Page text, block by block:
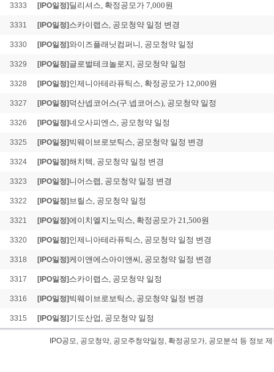
3333 [IPO일정] 딜리셔스, 확정공모가 7,000원
3331 [IPO일정] 스카이랩스, 공모청약 일정 변경
3330 [IPO일정]와이즈플래닛컴퍼니, 공모청약 일정
3329 [IPO일정] 글로벌테크놀로지, 공모청약 일정
3328 [IPO일정] 인제니아테라퓨틱스, 확정공모가 12,000원
3327 [IPO일정] 덕산넵코어스(구.넵코어스), 공모청약 일정
3326 [IPO일정]네오사피엔스, 공모청약 일정
3325 [IPO일정] 빅웨이브로보틱스, 공모청약 일정 변경
3324 [IPO일정]해치텍, 공모청약 일정 변경
3323 [IPO일정] 니어스랩, 공모청약 일정 변경
3322 [IPO일정] 브릴스, 공모청약 일정
3321 [IPO일정]에이치엘지노믹스, 확정공모가 21,500원
3320 [IPO일정] 인제니아테라퓨틱스, 공모청약 일정 변경
3318 [IPO일정] 케이앤에스아이앤씨, 공모청약 일정 변경
3317 [IPO일정] 스카이랩스, 공모청약 일정
3316 [IPO일정] 빅웨이브로보틱스, 공모청약 일정 변경
3315 [IPO일정] 기도산업, 공모청약 일정
IPO공모, 공모청약, 공모주청약일정, 확정공모가, 공모분석 등 정